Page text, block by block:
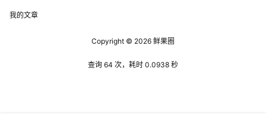
我的文章
Copyright © 2026 鲜果圈
查询 64 次，耗时 0.0938 秒